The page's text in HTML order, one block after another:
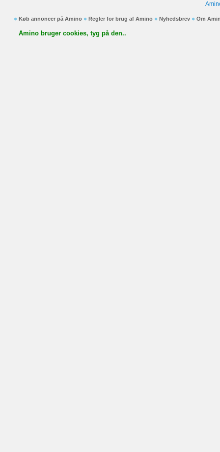
Køb annoncer på Amino Regler for brug af Amino Nyhedsbrev Om
Amino bruger cookies, tyg på den..